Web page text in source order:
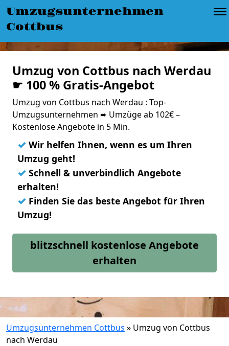
Umzugsunternehmen
Cottbus
Umzug von Cottbus nach Werdau
☛ 100 % Gratis-Angebot
Umzug von Cottbus nach Werdau : Top-
Umzugsunternehmen ➨ Umzüge ab 102€ –
Kostenlose Angebote in 5 Min.
✓ Wir helfen Ihnen, wenn es um Ihren
Umzug geht!
✓ Schnell & unverbindlich Angebote
erhalten!
✓ Finden Sie das beste Angebot für Ihren
Umzug!
blitzschnell kostenlose Angebote
erhalten
Umzugsunternehmen Cottbus » Umzug von Cottbus
nach Werdau